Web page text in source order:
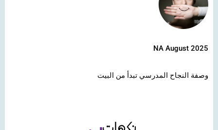
NA August 2025
وصفة النجاح المدرسي تبدأ من البيت